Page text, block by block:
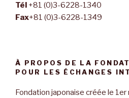
Tél +81 (0)3-6228-1340
Fax+81 (0)3-6228-1349
À PROPOS DE LA
POUR LES ÉCHANGES
Fondation japonaise créée le